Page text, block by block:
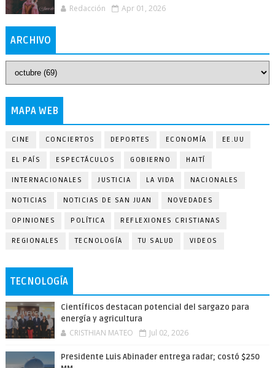
Redacción Apr 01, 2026
ARCHIVO
MAPA WEB
CINE CONCIERTOS DEPORTES ECONOMÍA EE.UU
EL PAÍS ESPECTÁCULOS GOBIERNO HAITÍ
INTERNACIONALES JUSTICIA LA VIDA NACIONALES
NOTICIAS NOTICIAS DE SAN JUAN NOVEDADES
OPINIONES POLÍTICA REFLEXIONES CRISTIANAS
REGIONALES TECNOLOGÍA TU SALUD VIDEOS
TECNOLOGÍA
Científicos destacan potencial del sargazo para
energía y agricultura
CRISTHIAN MATEO Jul 02, 2026
Presidente Luis Abinader entrega radar; costó $250